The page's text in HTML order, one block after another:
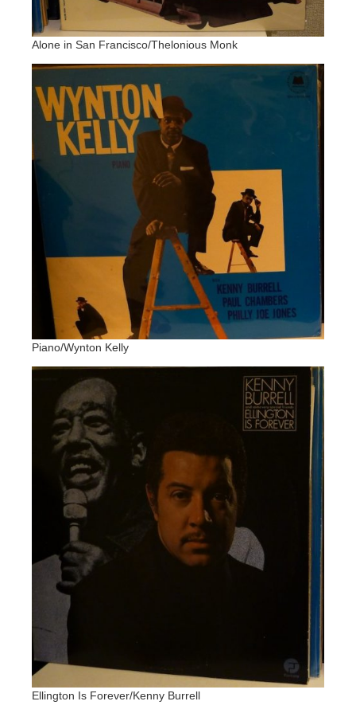
Alone in San Francisco/Thelonious Monk
Piano/Wynton Kelly
Ellington Is Forever/Kenny Burrell